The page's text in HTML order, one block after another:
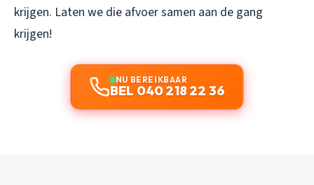
krijgen. Laten we die afvoer samen aan de gang
krijgen!
NU BEREIKBAAR
BEL 040 218 22 36